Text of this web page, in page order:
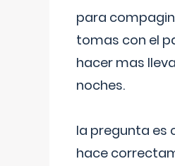
para
tomas con el
hacer mas
noches.
la pregunta es
hace